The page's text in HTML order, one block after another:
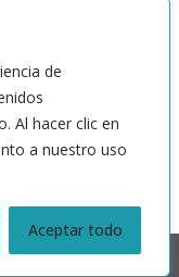
de
Al hacer clic en
a nuestro uso
Aceptar todo